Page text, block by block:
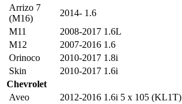
Arrizo 7
(M16)
2014- 1.6
M11
2008-2017 1.6L
M12
2007-2016 1.6
Orinoco
2010-2017 1.8i
Skin
2010-2017 1.6i
Chevrolet
Aveo
2012-2016 1.6i 5 x 105 (KL1T)